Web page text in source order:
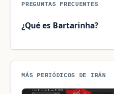
PREGUNTAS FRECUENTES
¿Qué es Bartarinha?
MÁS PERIÓDICOS DE IRÁN